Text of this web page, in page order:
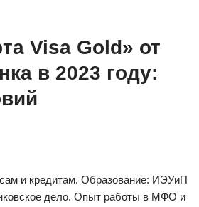
Visa Gold» от
в 2023 году:
и кредитам. Образование: ИЭУиП
дело. Опыт работы в МФО и